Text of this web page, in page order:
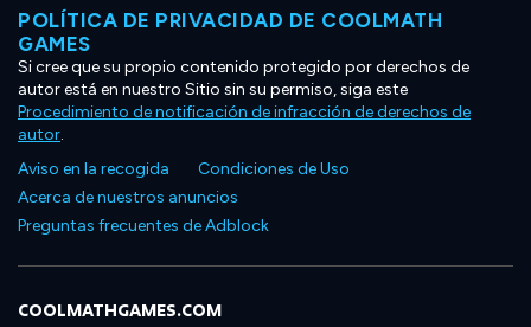
POLÍTICA DE PRIVACIDAD DE COOLMATH
GAMES
Si cree que su propio contenido protegido por derechos de
autor está en nuestro Sitio sin su permiso, siga este
Procedimiento de notificación de infracción de derechos de
autor.
Aviso en la recogida
Condiciones de Uso
Acerca de nuestros anuncios
Preguntas frecuentes de Adblock
COOLMATHGAMES.COM